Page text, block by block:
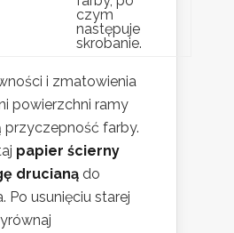
czym
następuje
skrobanie.
i zmatowienia
powierzchni ramy
przyczepność farby.
papier ścierny
drucianą do
Po usunięciu starej